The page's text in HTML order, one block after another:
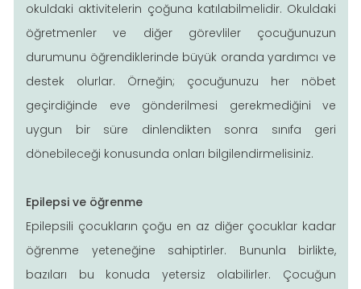
okuldaki aktivitelerin çoğuna katılabilmelidir. Okuldaki
öğretmenler ve diğer görevliler çocuğunuzun
durumunu öğrendiklerinde büyük oranda yardımcı ve
destek olurlar. Örneğin; çocuğunuzu her nöbet
geçirdiğinde eve gönderilmesi gerekmediğini ve
uygun bir süre dinlendikten sonra sınıfa geri
dönebileceği konusunda onları bilgilendirmelisiniz.
Epilepsi ve öğrenme
Epilepsili çocukların çoğu en az diğer çocuklar kadar
öğrenme yeteneğine sahiptirler. Bununla birlikte,
bazıları bu konuda yetersiz olabilirler. Çocuğun